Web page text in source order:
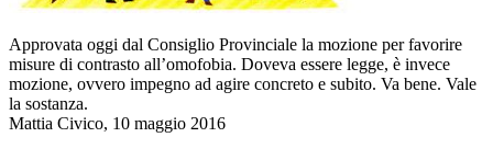
Approvata oggi dal Consiglio Provinciale la mozione per favorire
misure di contrasto all’omofobia. Doveva essere legge, è invece
mozione, ovvero impegno ad agire concreto e subito. Va bene. Vale
la sostanza.
Mattia Civico, 10 maggio 2016